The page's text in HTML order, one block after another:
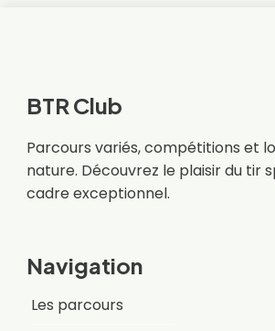
BTR Club
Parcours variés, compétitions et
nature. Découvrez le plaisir du tir
cadre exceptionnel.
Navigation
Les parcours